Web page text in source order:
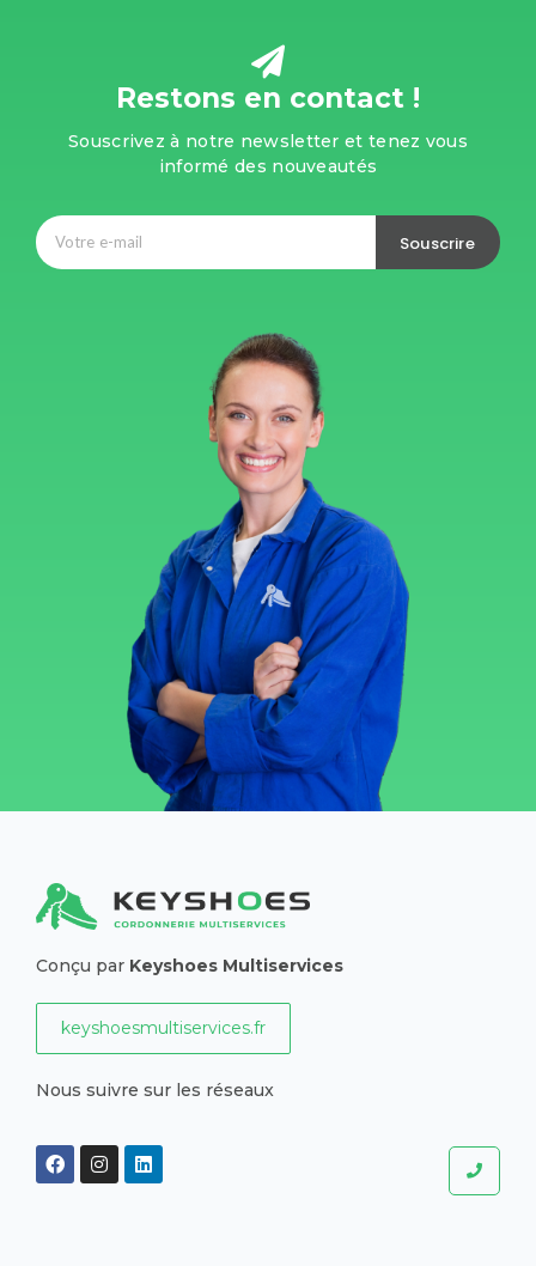
Restons en contact !
Souscrivez à notre newsletter et tenez vous
informé des nouveautés
Souscrire
Conçu par Keyshoes Multiservices
keyshoesmultiservices.fr
Nous suivre sur les réseaux